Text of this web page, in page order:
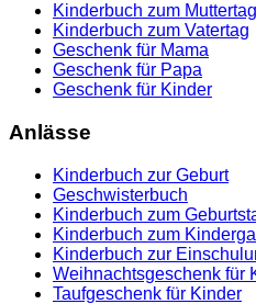
Kinderbuch zum Muttertag
Kinderbuch zum Vatertag
Geschenk für Mama
Geschenk für Papa
Geschenk für Kinder
Anlässe
Kinderbuch zur Geburt
Geschwisterbuch
Kinderbuch zum
Kinderbuch zum
Kinderbuch zur
Weihnachtsgeschenk für
Taufgeschenk für Kinder